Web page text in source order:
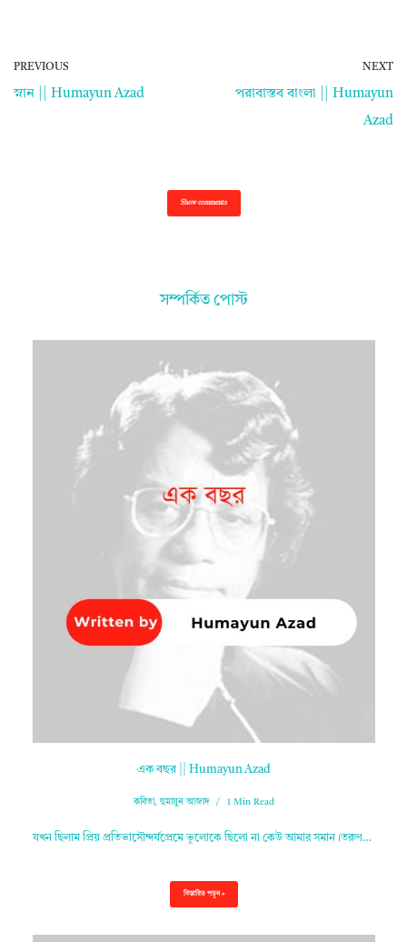
PREVIOUS
স্নান || Humayun Azad
NEXT
পরাবাস্তব বাংলা || Humayun
Azad
Show comments
সম্পর্কিত পোস্ট
এক বছর || Humayun Azad
কবিতা,হুমায়ুন আজাদ 1 Min Read
যখন ছিলাম প্রিয় প্রতিভাসৌন্দর্যপ্রেমে ভূলোকে ছিলো না কেউ আমার সমান।তরুণ…
বিস্তারিত পড়ুন »